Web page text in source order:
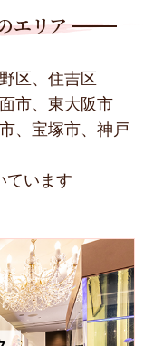
エリア
区、住吉区
市、東大阪市
、宝塚市、神戸
ています